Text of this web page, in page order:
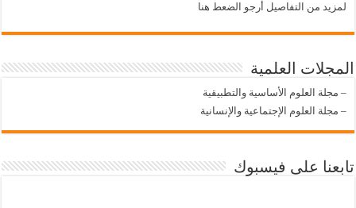
لمزيد من التفاصيل أرجو الضعط هنا
المجلات العلمية
– مجلة العلوم الأساسية والتطبيقية
– مجلة العلوم الإجتماعية والإنسانية
تابعنا على فيسبوك